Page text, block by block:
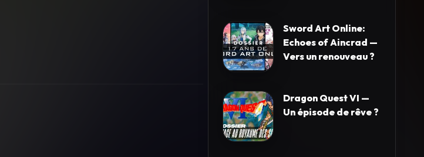
Sword Art Online:
Echoes of Aincrad —
Vers un renouveau ?
Dragon Quest VI —
Un épisode de rêve ?